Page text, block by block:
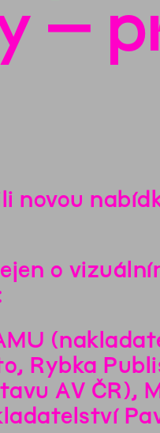
–
novou
o
Rybka
AV ČR),